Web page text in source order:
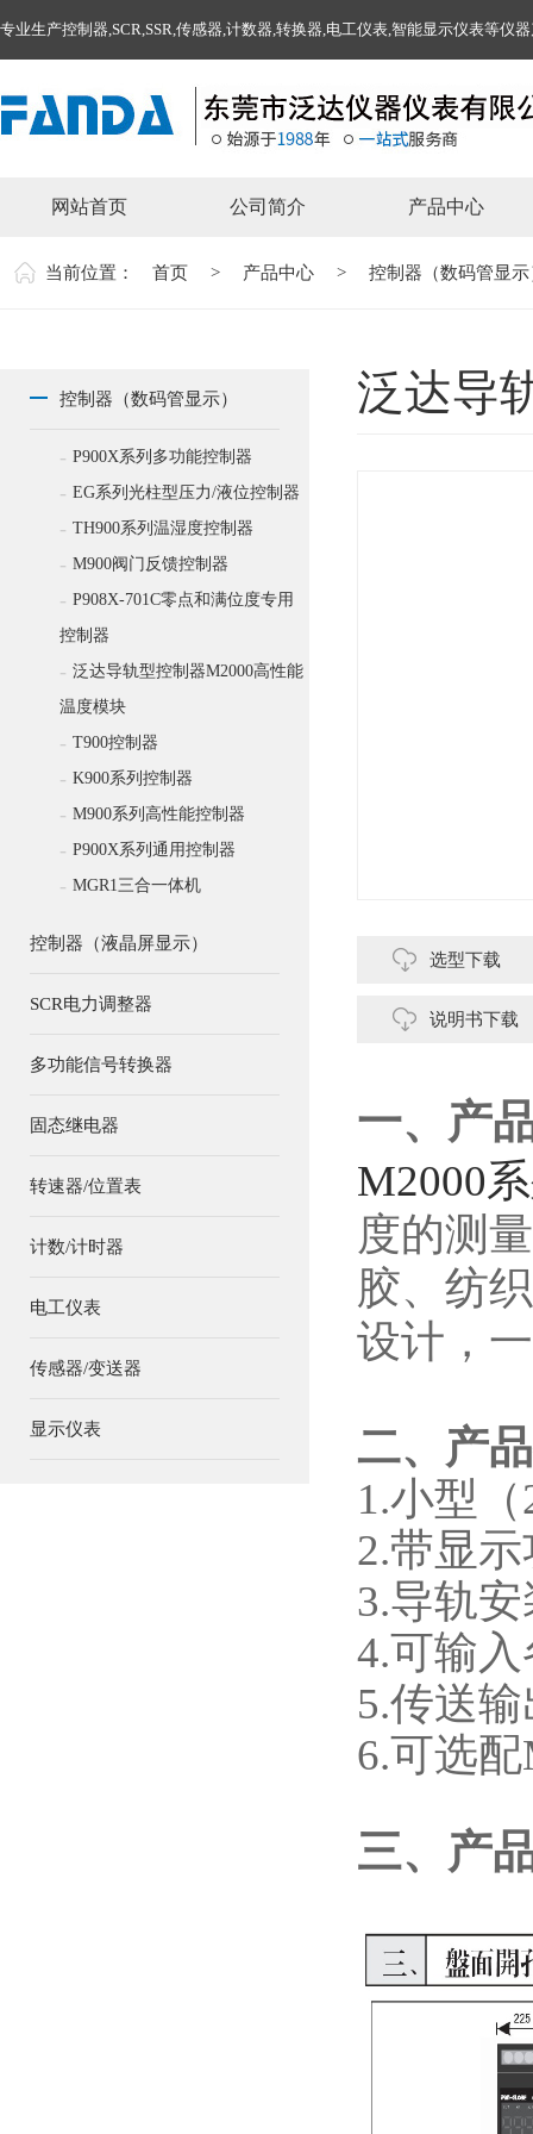
专业生产控制器,SCR,SSR,传感器,计数器,转换器,电工仪表,智能显示仪表等仪
网站首页 公司简介 产品中心
当前位置： 首页 > 产品中心 > 控制器（数码管显示
控制器（数码管显示）
- P900X系列多功能控制器
- EG系列光柱型压力/液位控制器
- TH900系列温湿度控制器
- M900阀门反馈控制器
- P908X-701C零点和满位度专用
控制器
- 泛达导轨型控制器M2000高性能
温度模块
- T900控制器
- K900系列控制器
- M900系列高性能控制器
- P900X系列通用控制器
- MGR1三合一体机
控制器（液晶屏显示）
SCR电力调整器
多功能信号转换器
固态继电器
转速器/位置表
计数/计时器
电工仪表
传感器/变送器
显示仪表
泛达导
选型下载
说明书下载
一、 产
M2000
度的测
胶、纺
设计，
二、 产
1.小型
2.带显
3.导轨安
4.可输
5.传送
6.可选
三、产